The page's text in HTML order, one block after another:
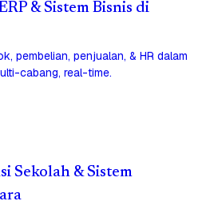
& Sistem Bisnis di
pembelian, penjualan, & HR dalam
cabang, real-time.
Sekolah & Sistem